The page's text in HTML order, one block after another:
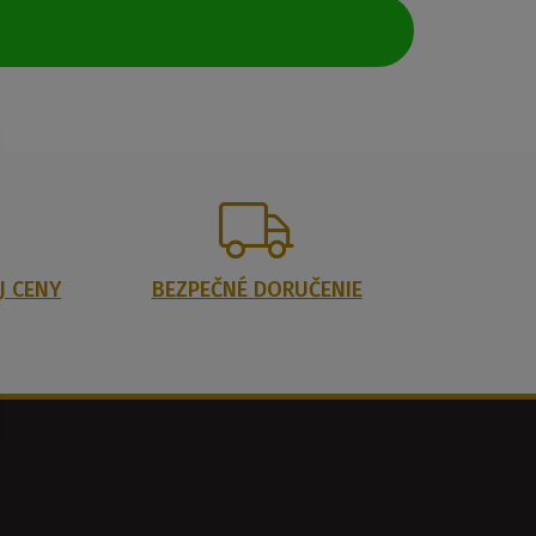
CENY BEZPEČNÉ DORUČENIE